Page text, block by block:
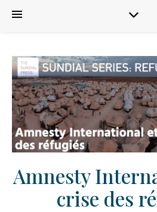
Amnesty
crise des